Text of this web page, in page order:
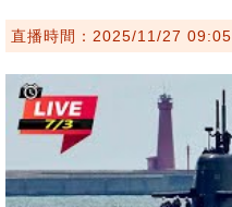
直播時間：2025/11/27 09:05